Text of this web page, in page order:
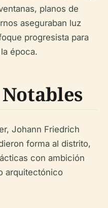
planos de
aseguraban luz
progresista para
época.
Johann Friedrich
forma al distrito,
con ambición
arquitectónico